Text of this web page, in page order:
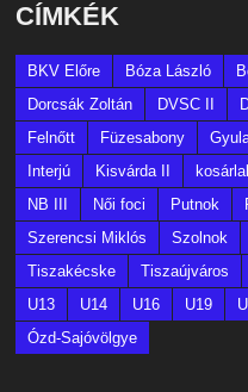
CÍMKÉK
BKV Előre Bóza László
Dorcsák Zoltán
DVSC II
Felnőtt
Füzesabony
Interjú
Kisvárda II
NB III
Női foci Putnok
Szerencsi Miklós
Szolnok
Tiszakécske
Tiszaújváros
U13
U14 U16 U19
Ózd-Sajóvölgye